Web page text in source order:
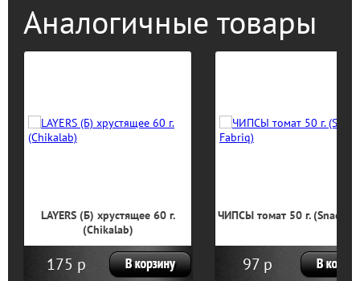
Аналогичные товары
LAYERS (Б) хрустящее 60 г.
(Chikalab)
175 р
ЧИПСЫ томат 50 г. (Snaq
97 р